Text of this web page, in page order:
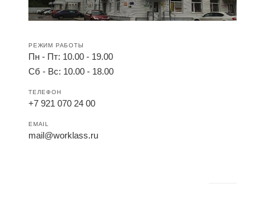
РЕЖИМ РАБОТЫ
Пн - Пт: 10.00 - 19.00
Сб - Вс: 10.00 - 18.00
ТЕЛЕФОН
+7 921 070 24 00
EMAIL
mail@worklass.ru